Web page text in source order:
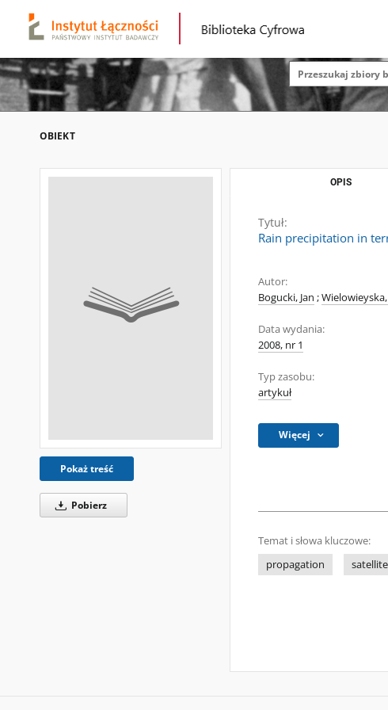
OBIEKT
Pokaż treść
Pobierz
OPIS
Tytuł:
Rain precipitation in
Autor:
Bogucki, Jan ;
Data wydania:
2008, nr 1
Typ zasobu:
artykuł
Więcej
Temat i słowa kluczowe:
propagation